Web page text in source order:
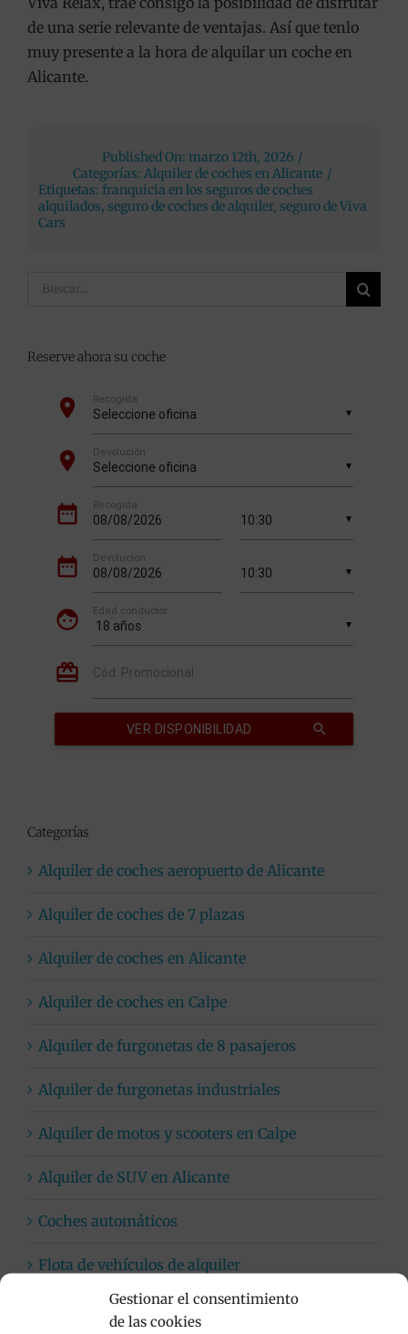
Gestionar el consentimiento
de las cookies
de una serie relevante de ventajas. Así que tenlo
muy presente a la hora de alquilar un coche en
Alicante.
Published On: marzo 12th, 2026 /
Categorías: Alquiler de coches en Alicante /
Etiquetas: franquicia en los seguros de coches
alquilados, seguro de coches de alquiler, seguro de Viva
Cars
Buscar:
Reserve ahora su coche
Categorías
Alquiler de coches aeropuerto de Alicante
Alquiler de coches de 7 plazas
Alquiler de coches en Alicante
Alquiler de coches en Calpe
Alquiler de furgonetas de 8 pasajeros
Alquiler de furgonetas industriales
Alquiler de motos y scooters en Calpe
Alquiler de SUV en Alicante
Coches automáticos
Flota de vehículos de alquiler
Limpieza de vehículos